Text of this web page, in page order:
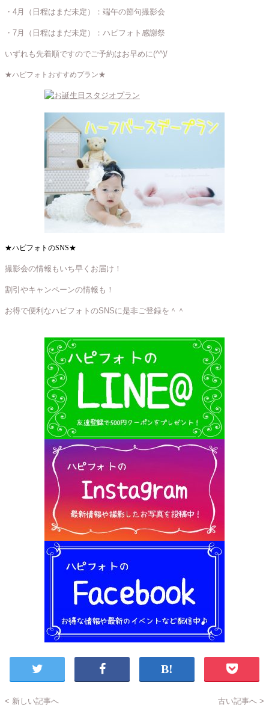
・4月（日程はまだ未定）：端午の節句撮影会
・7月（日程はまだ未定）：ハピフォト感謝祭
いずれも先着順ですのでご予約はお早めに(^^)/
★ハピフォトおすすめプラン★
★ハピフォトのSNS★
撮影会の情報もいち早くお届け！
割引やキャンペーンの情報も！
お得で便利なハピフォトのSNSに是非ご登録を＾＾
< 新しい記事へ 古い記事へ >